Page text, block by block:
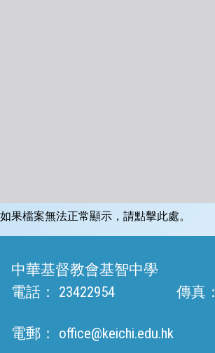
如果檔案無法正常顯示，請點擊此處。
中華基督教會基智中學
電話：
23422954 傳真：
電郵： office@keichi.edu.hk